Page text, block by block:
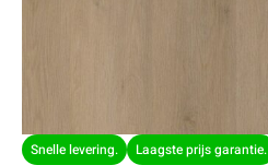
Snelle levering. Laagste prijs garantie.